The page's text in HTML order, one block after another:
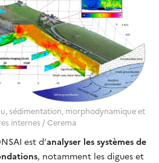
sédimentation, morphodynamique et
internes / Cerema
est d’analyser les systèmes de
, notamment les digues et